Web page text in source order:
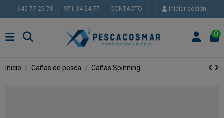
640 77 25 78 971 34 54 77 CONTACTO Iniciar sesión
0
Inicio Cañas de pesca Cañas Spinning